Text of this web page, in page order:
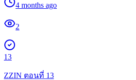
4 months ago
2
13
ZZIN ตอนที่ 13